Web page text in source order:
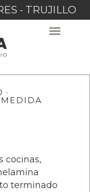
- TRUJILLO
·
cocinas,
terminado